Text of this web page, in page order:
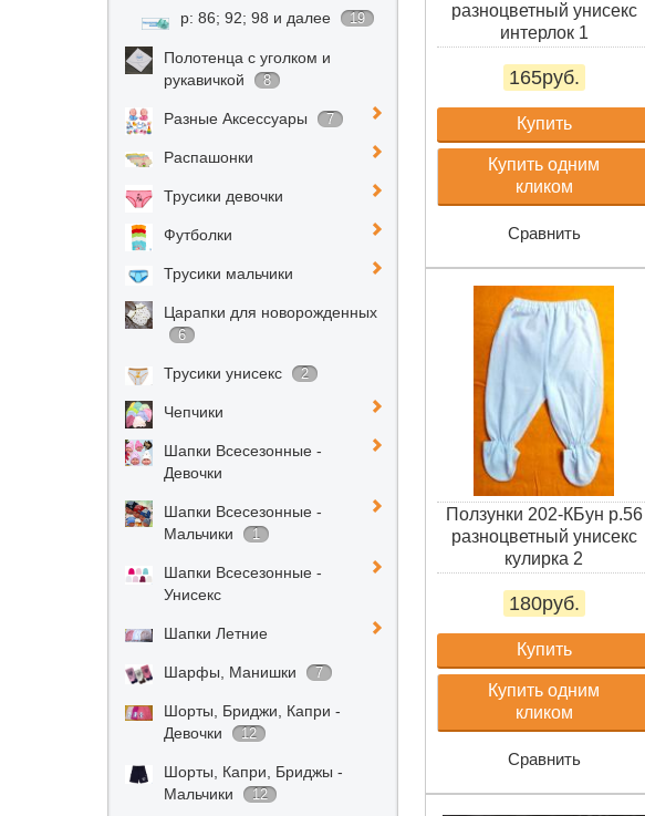
р: 86; 92; 98 и далее 19
Полотенца с уголком и
рукавичкой
8
Разные Аксессуары 7
Распашонки
Трусики девочки
Футболки
Трусики мальчики
Царапки для новорожденных
6
Трусики унисекс 2
Чепчики
Шапки Всесезонные -
Девочки
Шапки Всесезонные -
Мальчики
1
Шапки Всесезонные -
Унисекс
Шапки Летние
Шарфы, Манишки 7
Шорты, Бриджи, Капри -
Девочки
12
Шорты, Капри, Бриджы -
Мальчики
12
разноцветный унисекс
интерлок 1
165руб.
Купить
Купить одним
кликом
Сравнить
Ползунки 202-КБун р.56
разноцветный унисекс
кулирка 2
180руб.
Купить
Купить одним
кликом
Сравнить